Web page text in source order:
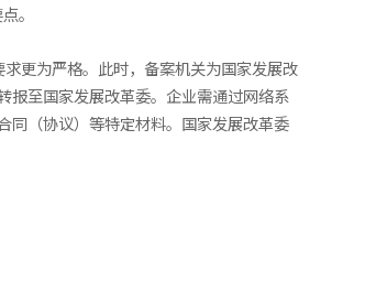
。
更为严格。此时，备案机关为国家发展改
报至国家发展改革委。企业需通过网络系
同（协议）等特定材料。国家发展改革委